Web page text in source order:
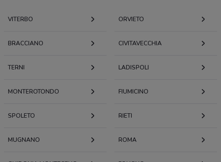
VITERBO ORVIETO
BRACCIANO CIVITAVECCHIA
TERNI LADISPOLI
MONTEROTONDO FIUMICINO
SPOLETO RIETI
MUGNANO ROMA